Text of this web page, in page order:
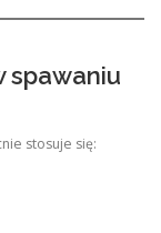
spawaniu
stosuje się: